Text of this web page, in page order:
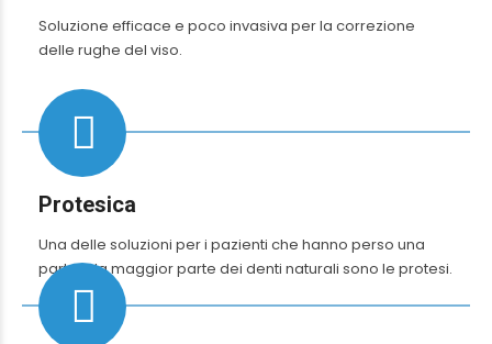
Soluzione efficace e poco invasiva per la correzione
delle rughe del viso.
Protesica
Una delle soluzioni per i pazienti che hanno perso una
parte o la maggior parte dei denti naturali sono le protesi.